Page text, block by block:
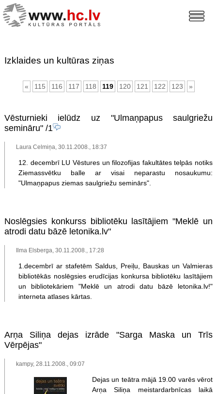
Izklaides un kultūras ziņas
« 115 116 117 118 119 120 121 122 123 »
Vēsturnieki ielūdz uz "Ulmaņpapus saulgriežu
semināru"/1
Laura Celmiņa, 30.11.2008., 18:37
12. decembrī LU Vēstures un filozofijas fakultātes telpās notiks
Ziemassvētku balle ar visai neparastu nosaukumu:
"Ulmaņpapus ziemas saulgriežu seminārs".
Noslēgsies konkurss bibliotēku lasītājiem "Meklē un
atrodi datu bāzē letonika.lv"
Ilma Elsberga, 30.11.2008., 17:28
1.decembrī ar stafetēm Saldus, Preiļu, Bauskas un Valmieras
bibliotēkās noslēgsies erudīcijas konkursa bibliotēku lasītājiem
un bibliotekāriem "Meklē un atrodi datu bāzē letonika.lv!"
interneta atlases kārtas.
Arņa Siliņa dejas izrāde "Sarga Maska un Trīs
Vērpējas"
kampy, 28.11.2008., 09:07
Dejas un teātra mājā 19.00 varēs vērot
Arņa Siliņa meistardarbnīcas laikā